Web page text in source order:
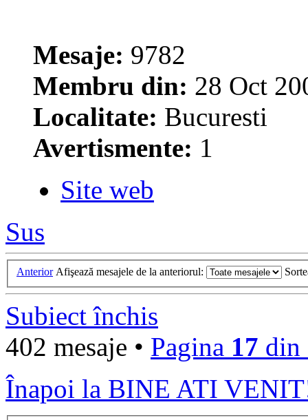
Mesaje: 9782
Membru din: 28 Oct
Localitate: Bucuresti
Avertismente: 1
Site web
Sus
Anterior Afişează mesajele de la anteriorul:
Subiect închis
402 mesaje • Pagina 17 din
Înapoi la BINE ATI